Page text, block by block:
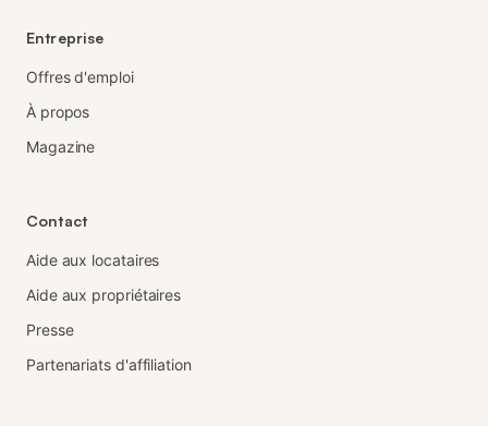
Entreprise
Offres d'emploi
À propos
Magazine
Contact
Aide aux locataires
Aide aux propriétaires
Presse
Partenariats d'affiliation